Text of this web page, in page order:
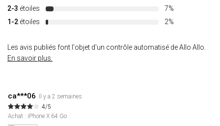
2-3 étoiles
7%
1-2 étoiles 2%
Les avis publiés font l'objet d'un contrôle automatisé de Allo Allo.
En savoir plus.
ca***06
Il y a 2 semaines
4/5
Achat : iPhone X 64 Go